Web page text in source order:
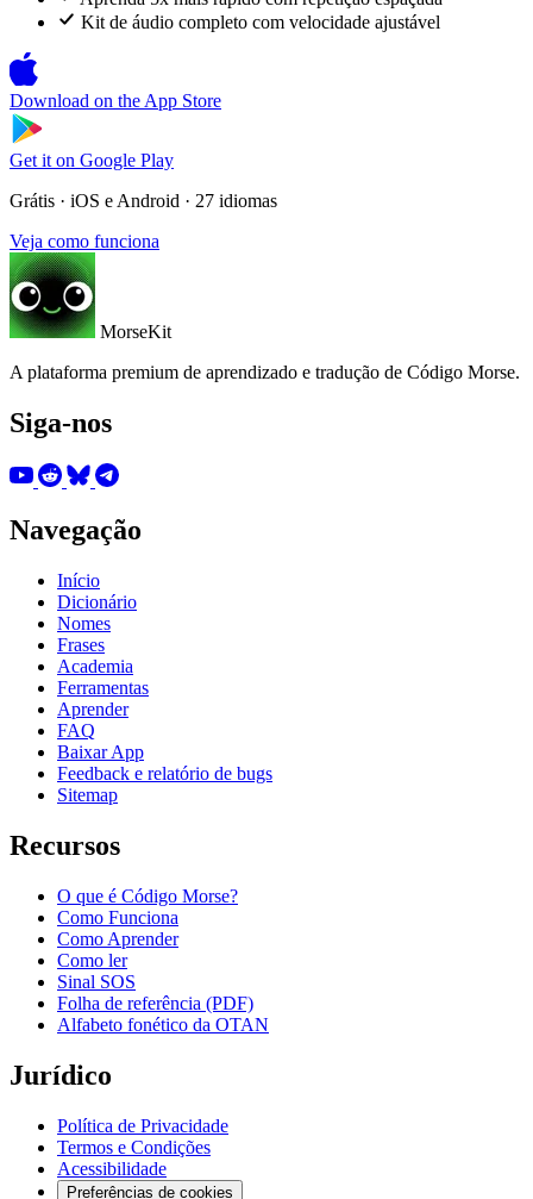
Kit de áudio completo com velocidade ajustável
Download on the App Store
Get it on Google Play
Grátis · iOS e Android · 27 idiomas
Veja como funciona
MorseKit
A plataforma premium de aprendizado e tradução de Código Morse.
Siga-nos
Navegação
Início
Dicionário
Nomes
Frases
Academia
Ferramentas
Aprender
FAQ
Baixar App
Feedback e relatório de bugs
Sitemap
Recursos
O que é Código Morse?
Como Funciona
Como Aprender
Como ler
Sinal SOS
Folha de referência (PDF)
Alfabeto fonético da OTAN
Jurídico
Política de Privacidade
Termos e Condições
Acessibilidade
Preferências de cookies